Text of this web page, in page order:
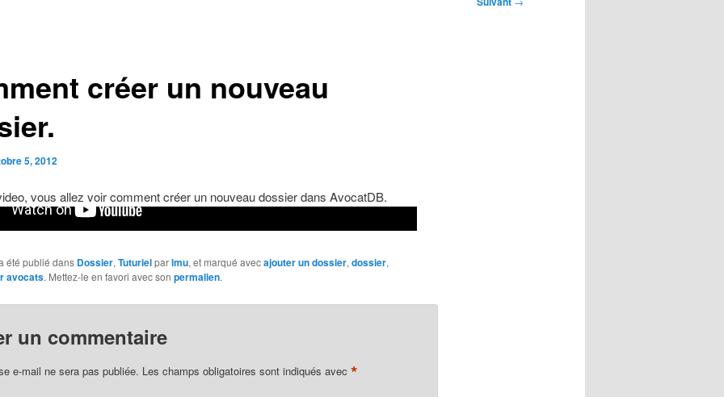
créer un nouveau
5, 2012
vous allez voir comment créer un nouveau dossier dans AvocatDB.
été publié dans Dossier,Tuturielparlmu, et marqué avecajouter un dossier,dossier,
avocats. Mettez-le en favori avec son permalien.
un commentaire
e-mail ne sera pas publiée. Les champs obligatoires sont indiqués avec *